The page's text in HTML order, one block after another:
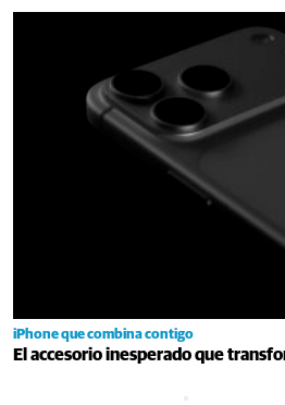
iPhone que combina contigo
El accesorio inesperado que